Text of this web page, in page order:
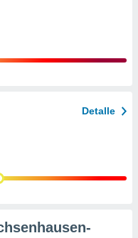
Detalle